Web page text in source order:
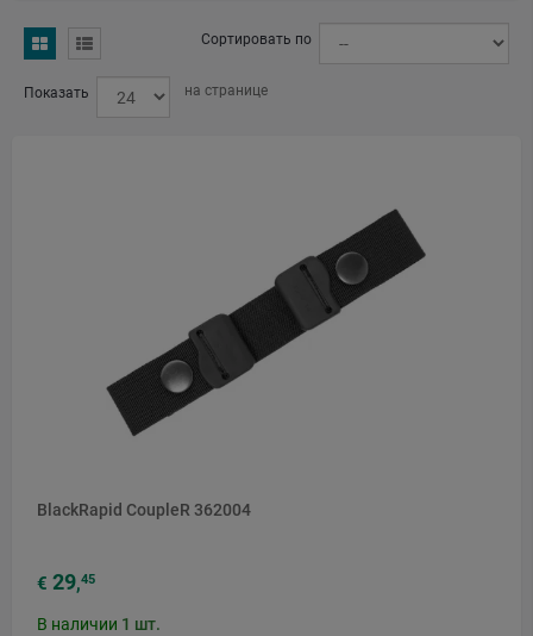
CheckedAt: 2026-03-24 Сортировать по
Показать на странице
BlackRapid CoupleR 362004
€ 29,45
В наличии 1 шт.